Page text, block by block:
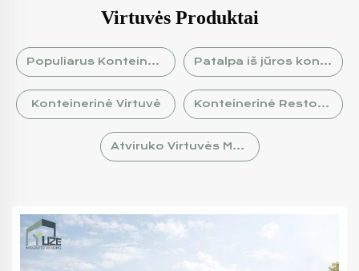
Virtuvės Produktai
Populiarus Konteinerinis Kioskas Patalpa iš jūros konteinerio
Konteinerinė Virtuvė Konteinerinė Restoranas
Atviruko Virtuvės Modulis